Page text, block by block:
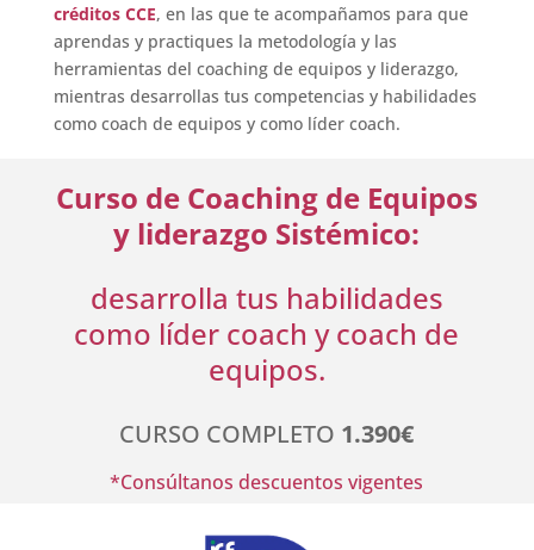
créditos CCE, en las que te acompañamos para que
aprendas y practiques la metodología y las
herramientas del coaching de equipos y liderazgo,
mientras desarrollas tus competencias y habilidades
como coach de equipos y como líder coach.
Curso de Coaching de Equipos
y liderazgo Sistémico:
desarrolla tus habilidades
como líder coach ycoach de
equipos.
CURSO COMPLETO 1.390€
*Consúltanos descuentos vigentes